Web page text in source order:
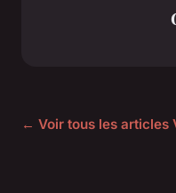
← Voir tous les articles